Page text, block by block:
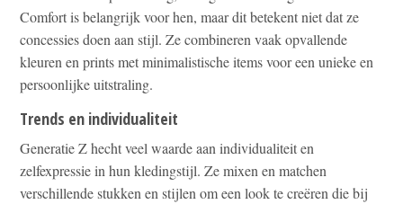
Comfort is belangrijk voor hen, maar dit betekent niet dat ze
concessies doen aan stijl. Ze combineren vaak opvallende
kleuren en prints met minimalistische items voor een unieke en
persoonlijke uitstraling.
Trends en individualiteit
Generatie Z hecht veel waarde aan individualiteit en
zelfexpressie in hun kledingstijl. Ze mixen en matchen
verschillende stukken en stijlen om een look te creëren die bij